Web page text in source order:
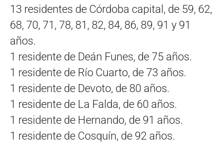
13 residentes de Córdoba capital, de 59, 62,
68, 70, 71, 78, 81, 82, 84, 86, 89, 91 y 91
años.
1 residente de Deán Funes, de 75 años.
1 residente de Río Cuarto, de 73 años.
1 residente de Devoto, de 80 años.
1 residente de La Falda, de 60 años.
1 residente de Hernando, de 91 años.
1 residente de Cosquín, de 92 años.